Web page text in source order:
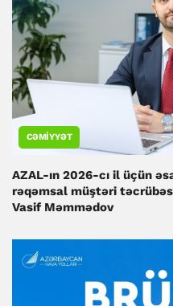
CƏMIYYƏT
AZAL-ın 2026-cı il üçün
rəqəmsal müştəri
Vasif Məmmədov